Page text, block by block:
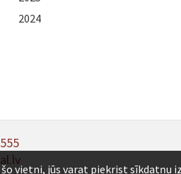
2024
vietni, jūs varat piekrist sīkdatņu